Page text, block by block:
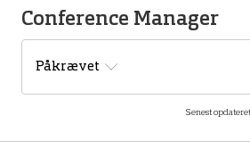
Dette kort kræver at marketing
Conference Manager
Påkrævet
Senest